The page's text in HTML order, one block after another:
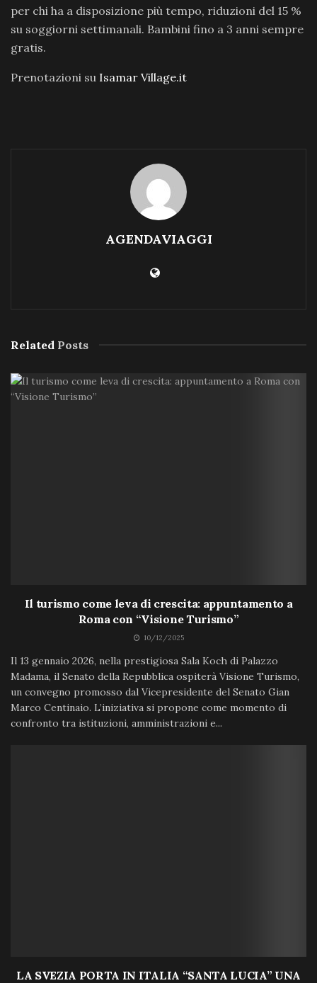
per chi ha a disposizione più tempo, riduzioni del 15 %
su soggiorni settimanali. Bambini fino a 3 anni sempre
gratis.
Prenotazioni su Isamar Village.it
AGENDAVIAGGI
Related Posts
Il turismo come leva di crescita: appuntamento a
Roma con “Visione Turismo”
10/12/2025
Il 13 gennaio 2026, nella prestigiosa Sala Koch di Palazzo
Madama, il Senato della Repubblica ospiterà Visione Turismo,
un convegno promosso dal Vicepresidente del Senato Gian
Marco Centinaio. L’iniziativa si propone come momento di
confronto tra istituzioni, amministrazioni e...
LA SVEZIA PORTA IN ITALIA “SANTA LUCIA” UNA